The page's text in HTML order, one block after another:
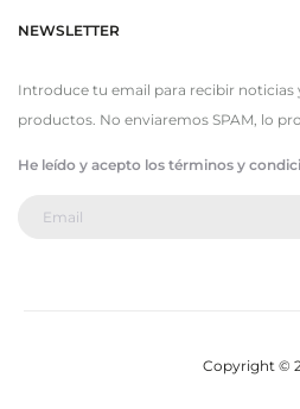
NEWSLETTER
Introduce tu email para recibir
productos. No enviaremos SPAM, lo
He leído y acepto los términos y
Copyright ©